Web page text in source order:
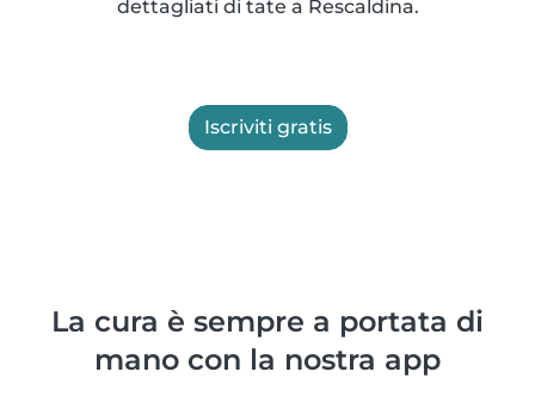
dettagliati di tate a Rescaldina.
Iscriviti gratis
La cura è sempre a portata di
mano con la nostra app